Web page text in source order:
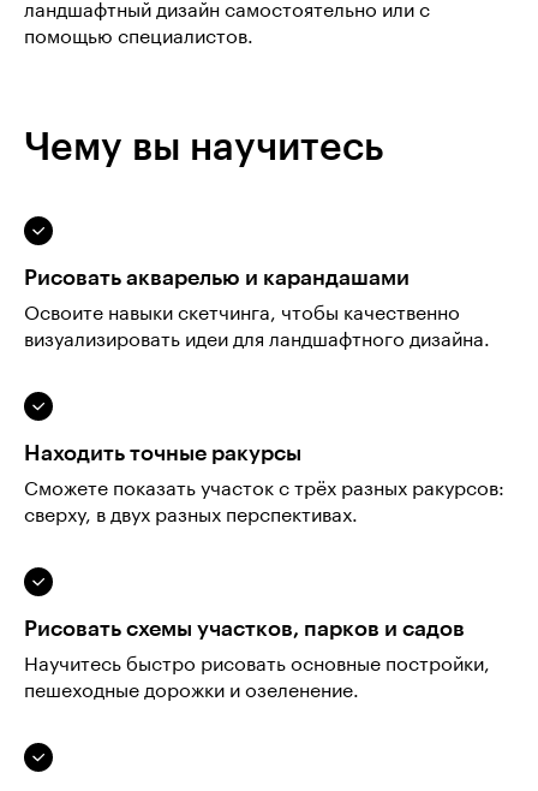
ландшафтный дизайн самостоятельно или с
помощью специалистов.
Чему вы научитесь
Рисовать акварелью и карандашами
Освоите навыки скетчинга, чтобы качественно
визуализировать идеи для ландшафтного дизайна.
Находить точные ракурсы
Сможете показать участок с трёх разных ракурсов:
сверху, в двух разных перспективах.
Рисовать схемы участков, парков и садов
Научитесь быстро рисовать основные постройки,
пешеходные дорожки и озеленение.